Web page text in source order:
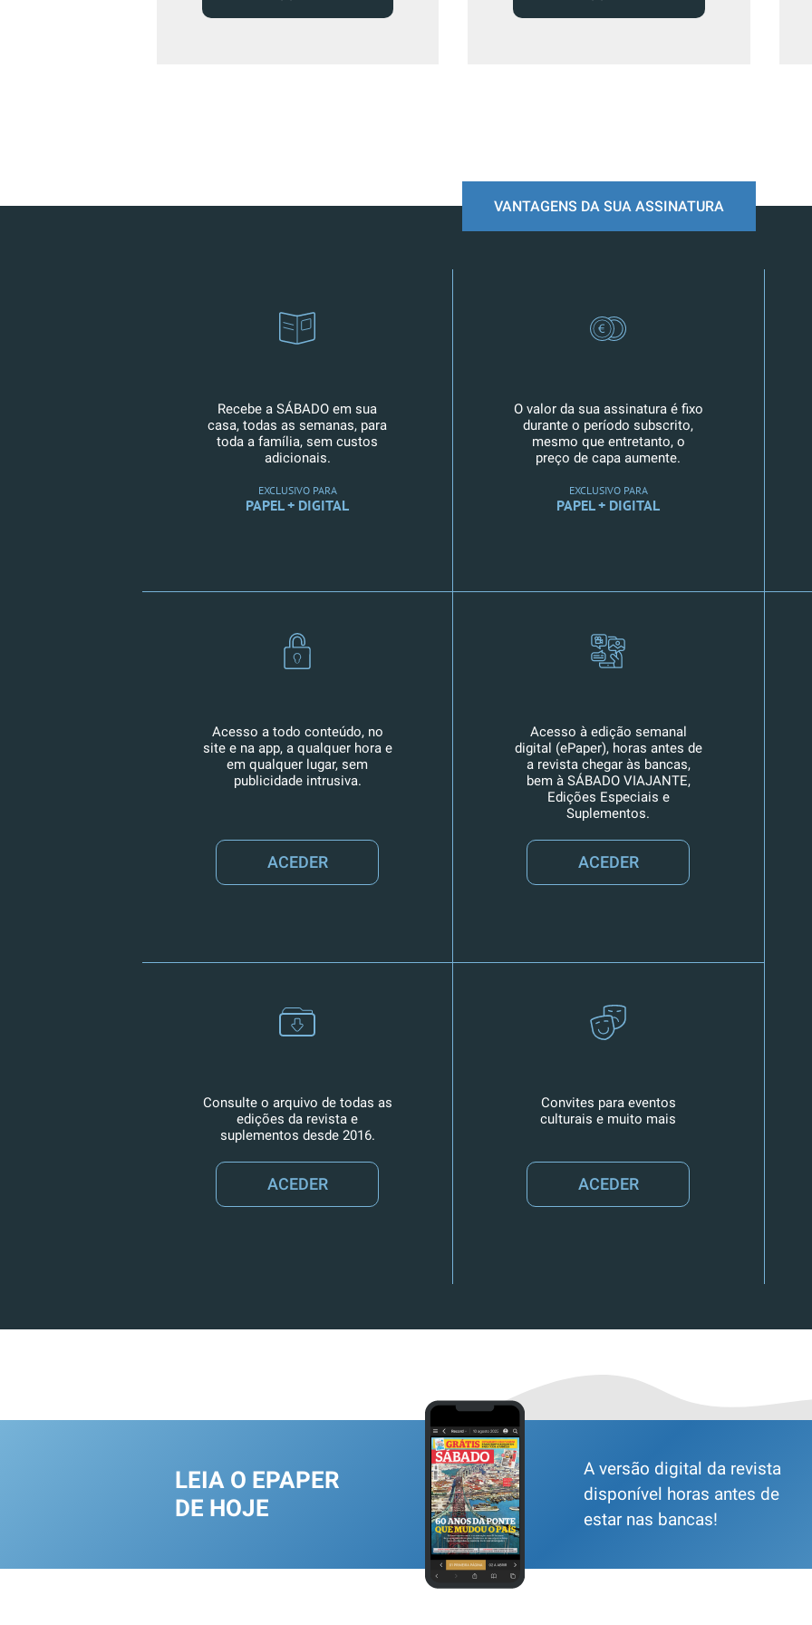
VANTAGENS DA SUA ASSINATURA
Recebe a SÁBADO em sua
casa, todas as semanas, para
toda a família, sem custos
adicionais.
EXCLUSIVO PARA
PAPEL + DIGITAL
O valor da sua assinatura é fixo
durante o período subscrito,
mesmo que entretanto, o
preço de capa aumente.
EXCLUSIVO PARA
PAPEL + DIGITAL
Acesso a todo conteúdo, no
site e na app, a qualquer hora e
em qualquer lugar, sem
publicidade intrusiva.
ACEDER
Acesso à edição semanal
digital (ePaper), horas antes de
a revista chegar às bancas,
bem à SÁBADO VIAJANTE,
Edições Especiais e
Suplementos.
ACEDER
Consulte o arquivo de todas as
edições da revista e
suplementos desde 2016.
ACEDER
Convites para eventos
culturais e muito mais
ACEDER
LEIA O EPAPER
DE HOJE
A versão digital da revista
disponível horas antes de
estar nas bancas!